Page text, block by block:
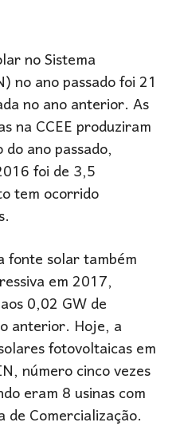
no Sistema
ano passado foi 21
no ano anterior. As
na CCEE produziram
ano passado,
foi de 3,5
tem ocorrido
fonte solar também
em 2017,
0,02 GW de
anterior. Hoje, a
fotovoltaicas em
número cinco vezes
eram 8 usinas com
Comercialização.